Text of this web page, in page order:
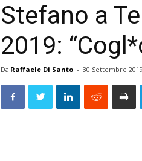
Stefano a
2019:
Da Raffaele Di Santo - 30 Settembre 2019